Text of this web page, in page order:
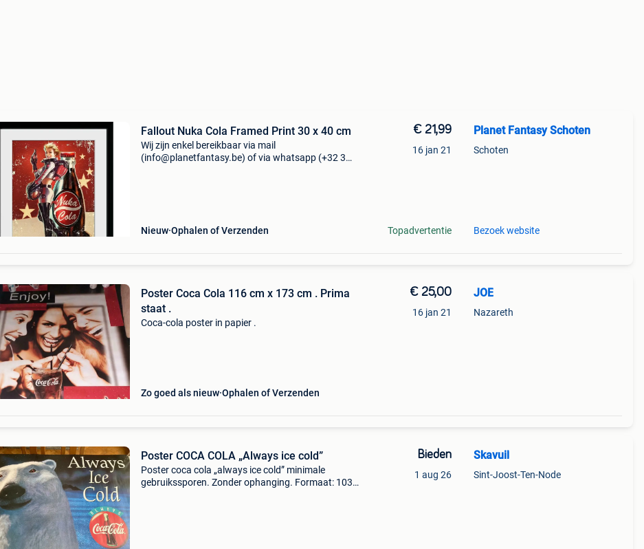
Fallout Nuka Cola Framed Print 30 x 40 cm
Wij zijn enkel bereikbaar via mail
(info@planetfantasy.be) of via whatsapp (+32 3
Nieuw Ophalen of Verzenden
€ 21,99
16 jan 21
Topadvertentie
Planet Fantasy Schoten
Schoten
Bezoek website
Poster Coca Cola 116 cm x 173 cm . Prima
staat .
Coca-cola poster in papier .
Zo goed als nieuw Ophalen of Verzenden
€ 25,00
16 jan 21
JOE
Nazareth
Poster COCA COLA „Always ice cold”
Poster coca cola „always ice cold” minimale
gebruikssporen. Zonder ophanging. Formaat: 103
Bieden
1 aug 26
Skavuil
Sint-Joost-Ten-Node